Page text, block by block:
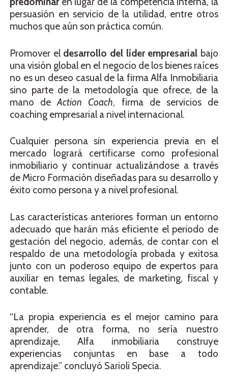
persuasión en servicio de la utilidad, entre otros
muchos que aún son práctica común.
Promover eldesarrollo del líder empresarial bajo
una visión global en el negocio de los bienes raíces
no es un deseo casual de la firma Alfa Inmobiliaria
sino parte de la metodología que ofrece, de la
mano deAction Coach, firma de servicios de
coaching empresarial a nivel internacional.
Cualquier persona sin experiencia previa en el
mercado logrará certificarse como profesional
inmobiliario y continuar actualizándose a través
de Micro Formación diseñadas para su desarrollo y
éxito como persona y a nivel profesional.
Las características anteriores forman un entorno
adecuado que harán más eficiente el periodo de
gestación del negocio, además, de contar con el
respaldo de una metodología probada y exitosa
junto con un poderoso equipo de expertos para
auxiliar en temas legales, de marketing, fiscal y
contable.
“La propia experiencia es el mejor camino para
aprender, de otra forma, no sería nuestro
aprendizaje, Alfa inmobiliaria construye
experiencias conjuntas en base a todo
aprendizaje.” concluyó Sarioli Specia.